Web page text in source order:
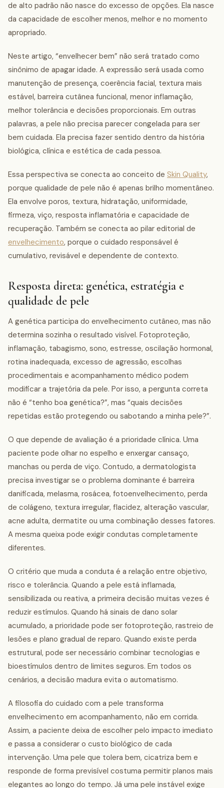
de alto padrão não nasce do excesso de opções. Ela nasce
da capacidade de escolher menos, melhor e no momento
apropriado.
Neste artigo, “envelhecer bem” não será tratado como
sinônimo de apagar idade. A expressão será usada como
manutenção de presença, coerência facial, textura mais
estável, barreira cutânea funcional, menor inflamação,
melhor tolerância e decisões proporcionais. Em outras
palavras, a pele não precisa parecer congelada para ser
bem cuidada. Ela precisa fazer sentido dentro da história
biológica, clínica e estética de cada pessoa.
Essa perspectiva se conecta ao conceito de Skin Quality,
porque qualidade de pele não é apenas brilho momentâneo.
Ela envolve poros, textura, hidratação, uniformidade,
firmeza, viço, resposta inflamatória e capacidade de
recuperação. Também se conecta ao pilar editorial de
envelhecimento, porque o cuidado responsável é
cumulativo, revisável e dependente de contexto.
Resposta direta: genética, estratégia e
qualidade de pele
A genética participa do envelhecimento cutâneo, mas não
determina sozinha o resultado visível. Fotoproteção,
inflamação, tabagismo, sono, estresse, oscilação hormonal,
rotina inadequada, excesso de agressão, escolhas
procedimentais e acompanhamento médico podem
modificar a trajetória da pele. Por isso, a pergunta correta
não é “tenho boa genética?”, mas “quais decisões
repetidas estão protegendo ou sabotando a minha pele?”.
O que depende de avaliação é a prioridade clínica. Uma
paciente pode olhar no espelho e enxergar cansaço,
manchas ou perda de viço. Contudo, a dermatologista
precisa investigar se o problema dominante é barreira
danificada, melasma, rosácea, fotoenvelhecimento, perda
de colágeno, textura irregular, flacidez, alteração vascular,
acne adulta, dermatite ou uma combinação desses fatores.
A mesma queixa pode exigir condutas completamente
diferentes.
O critério que muda a conduta é a relação entre objetivo,
risco e tolerância. Quando a pele está inflamada,
sensibilizada ou reativa, a primeira decisão muitas vezes é
reduzir estímulos. Quando há sinais de dano solar
acumulado, a prioridade pode ser fotoproteção, rastreio de
lesões e plano gradual de reparo. Quando existe perda
estrutural, pode ser necessário combinar tecnologias e
bioestímulos dentro de limites seguros. Em todos os
cenários, a decisão madura evita o automatismo.
A filosofia do cuidado com a pele transforma
envelhecimento em acompanhamento, não em corrida.
Assim, a paciente deixa de escolher pelo impacto imediato
e passa a considerar o custo biológico de cada
intervenção. Uma pele que tolera bem, cicatriza bem e
responde de forma previsível costuma permitir planos mais
elegantes ao longo do tempo. Já uma pele instável exige